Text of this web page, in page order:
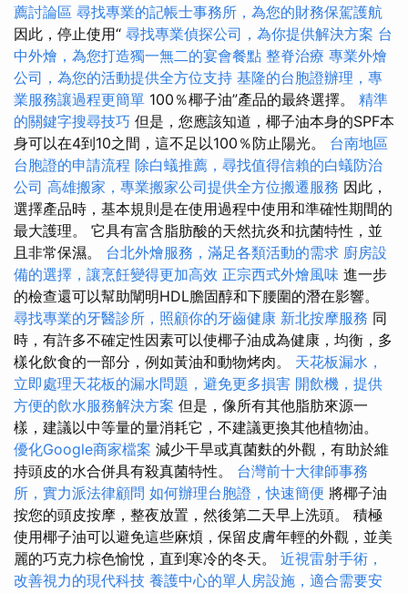
薦討論區 尋找專業的記帳士事務所，為您的財務保駕護航
因此，停止使用“ 尋找專業偵探公司，為你提供解決方案 台
中外燴，為您打造獨一無二的宴會餐點 整脊治療 專業外燴
公司，為您的活動提供全方位支持 基隆的台胞證辦理，專
業服務讓過程更簡單 100％椰子油”產品的最終選擇。 精準
的關鍵字搜尋技巧 但是，您應該知道，椰子油本身的SPF本
身可以在4到10之間，這不足以100％防止陽光。 台南地區
台胞證的申請流程 除白蟻推薦，尋找值得信賴的白蟻防治
公司 高雄搬家，專業搬家公司提供全方位搬遷服務 因此，
選擇產品時，基本規則是在使用過程中使用和準確性期間的
最大護理。 它具有富含脂肪酸的天然抗炎和抗菌特性，並
且非常保濕。 台北外燴服務，滿足各類活動的需求 廚房設
備的選擇，讓烹飪變得更加高效 正宗西式外燴風味 進一步
的檢查還可以幫助闡明HDL膽固醇和下腰圍的潛在影響。
尋找專業的牙醫診所，照顧你的牙齒健康 新北按摩服務 同
時，有許多不確定性因素可以使椰子油成為健康，均衡，多
樣化飲食的一部分，例如黃油和動物烤肉。 天花板漏水，
立即處理天花板的漏水問題，避免更多損害 開飲機，提供
方便的飲水服務解決方案 但是，像所有其他脂肪來源一
樣，建議以中等量的量消耗它，不建議更換其他植物油。
優化Google商家檔案 減少干旱或真菌麩的外觀，有助於維
持頭皮的水合併具有殺真菌特性。 台灣前十大律師事務
所，實力派法律顧問 如何辦理台胞證，快速簡便 將椰子油
按您的頭皮按摩，整夜放置，然後第二天早上洗頭。 積極
使用椰子油可以避免這些麻煩，保留皮膚年輕的外觀，並美
麗的巧克力棕色愉悅，直到寒冷的冬天。 近視雷射手術，
改善視力的現代科技 養護中心的單人房設施，適合需要安